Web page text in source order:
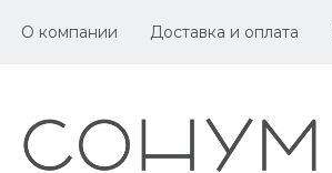
О компании Доставка и оплата